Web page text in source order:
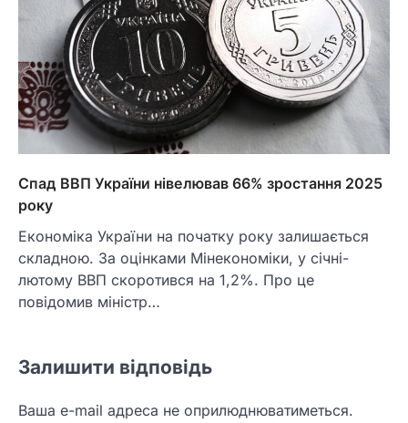
Спад ВВП України нівелював 66% зростання 2025
року
Економіка України на початку року залишається
складною. За оцінками Мінекономіки, у січні-
лютому ВВП скоротився на 1,2%. Про це
повідомив міністр…
Залишити відповідь
Ваша e-mail адреса не оприлюднюватиметься.